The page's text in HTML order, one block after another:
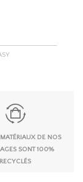
DE NOS
SONT 100%
RECYCLÉS